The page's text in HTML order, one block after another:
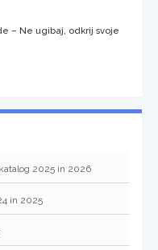
– Ne ugibaj, odkrij svoje
2025 in 2026
in 2025